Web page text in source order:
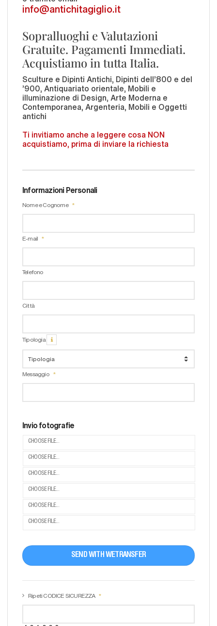
info@antichitagiglio.it
Sopralluoghi e Valutazioni
Gratuite. Pagamenti Immediati.
Acquistiamo in tutta Italia.
Sculture e Dipinti Antichi, Dipinti dell'800 e del
'900, Antiquariato orientale, Mobili e
illuminazione di Design, Arte Moderna e
Contemporanea, Argenteria, Mobili e Oggetti
antichi
Ti invitiamo anche a leggere cosa NON
acquistiamo, prima di inviare la richiesta
Informazioni Personali
Nome e Cognome
E-mail
Telefono
Città
Tipologia
Messaggio
Invio fotografie
CHOOSE FILE...
CHOOSE FILE...
CHOOSE FILE...
CHOOSE FILE...
CHOOSE FILE...
CHOOSE FILE...
SEND WITH WETRANSFER
Ripeti CODICE SICUREZZA